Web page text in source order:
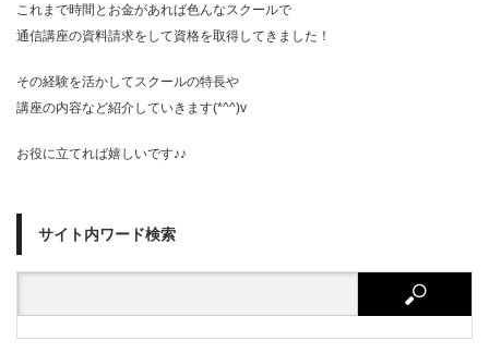
これまで時間とお金があれば色んなスクールで
通信講座の資料請求をして資格を取得してきました！
その経験を活かしてスクールの特長や
講座の内容など紹介していきます(*^^)v
お役に立てれば嬉しいです♪♪
サイト内ワード検索